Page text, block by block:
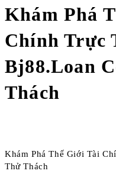
Khám Phá
Chính Trực
Bj88.Loan
Thách
Khám Phá Thế Giới Tài
Thử Thách